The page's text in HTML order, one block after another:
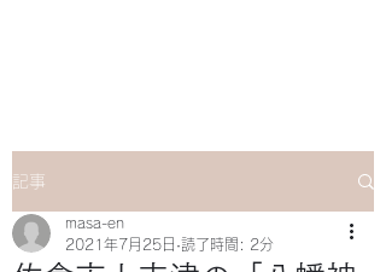
記事
masa-en
2021年7月25日 読了時間: 2分